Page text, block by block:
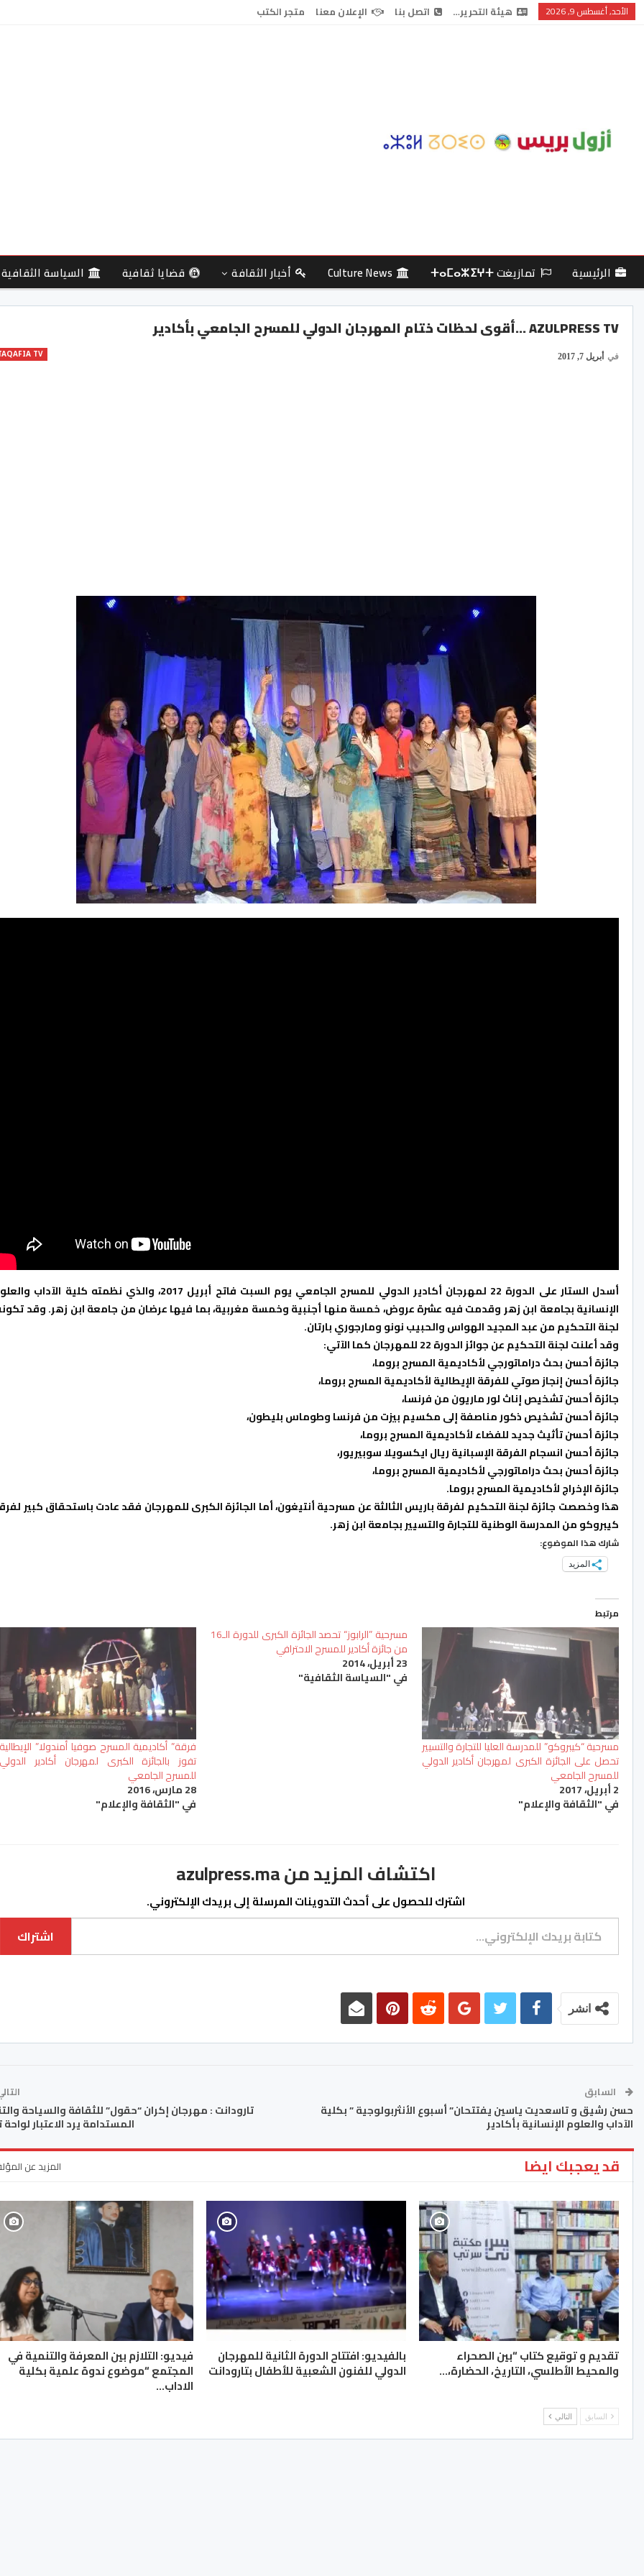
الأحد, أغسطس 9, 2026 هيئة التحرير… اتصل بنا الإعلان معنا متجر الكتب
الرئيسية تمازيغت ⵜⴰⵎⴰⵣⵉⵖⵜ Culture News أخبار الثقافة قضايا ثقافية السياسة الثقافية
AZULPRESS TV …أقوى لحظات ختام المهرجان الدولي للمسرح الجامعي بأكادير
TV في أبريل 7, 2017
أسدل الستار على الدورة 22 لمهرجان أكادير الدولي للمسرح الجامعي يوم السبت فاتح أبريل 2017، والذي نظمته كلية الآداب
الإنسانية بجامعة ابن زهر وقدمت فيه عشرة عروض، خمسة منها أجنبية وخمسة مغربية، بما فيها عرضان من جامعة ابن زهر. وقد
لجنة التحكيم من عبد المجيد الهواس والحبيب نونو ومارجوري بارتان.
وقد أعلنت لجنة التحكيم عن جوائز الدورة 22 للمهرجان كما الآتي:
جائزة أحسن بحث دراماتورجي لأكاديمية المسرح بروما،
جائزة أحسن إنجاز صوتي للفرقة الإيطالية لأكاديمية المسرح بروما،
جائزة أحسن تشخيص إناث لور ماريون من فرنسا،
جائزة أحسن تشخيص ذكور مناصفة إلى مكسيم بيزت من فرنسا وطوماس بليطون،
جائزة أحسن تأثيث جديد للفضاء لأكاديمية المسرح بروما،
جائزة أحسن انسجام الفرقة الإسبانية ريال ايكسويلا سوبيريور،
جائزة أحسن بحث دراماتورجي لأكاديمية المسرح بروما،
جائزة الإخراج لأكاديمية المسرح بروما.
هذا وخصصت جائزة لجنة التحكيم لفرقة باريس الثالثة عن مسرحية أنتيغون، أما الجائزة الكبرى للمهرجان فقد عادت باستحقاق كبير
كيبروكو من المدرسة الوطنية للتجارة والتسيير بجامعة ابن زهر.
شارك هذا الموضوع:
المزيد
مرتبط
مسرحية “كيبروكو” للمدرسة العليا للتجارة والتسيير
تحصل على الجائزة الكبرى لمهرجان أكادير الدولي
للمسرح الجامعي
2 أبريل، 2017
في "الثقافة والإعلام"
مسرحية ”الرابوز“ تحصد الجائزة الكبرى للدورة الـ16
من جائزة أكادير للمسرح الاحترافي
23 أبريل، 2014
في "السياسة الثقافية"
فرقة” أكاديمية المسرح صوفيا أمندولا” الإيطالية
تفوز بالجائزة الكبرى لمهرجان أكادير الدولي
للمسرح الجامعي
28 مارس، 2016
في "الثقافة والإعلام"
اكتشاف المزيد من azulpress.ma
اشترك للحصول على أحدث التدوينات المرسلة إلى بريدك الإلكتروني.
كتابة بريدك الإلكتروني...
اشتراك
انشر
السابق
حسن رشيق و تاسعديت ياسين يفتتحان” أسبوع الأنثربولوجية ” بكلية
الآداب والعلوم الإنسانية بأكادير
تارودانت : مهرجان إكران “حقول” للثقافة والسياحة
المستدامة يرد الاعتبار
قد يعجبك ايضا المزيد عن
تقديم و توقيع كتاب “بين الصحراء
والمحيط الأطلسي، التاريخ، الحضارة،…
بالفيديو: افتتاح الدورة الثانية للمهرجان
الدولي للفنون الشعبية للأطفال بتارودانت
فيديو: التلازم بين المعرفة والتنمية في
المجتمع “موضوع ندوة علمية بكلية
الاداب…
السابق التالي